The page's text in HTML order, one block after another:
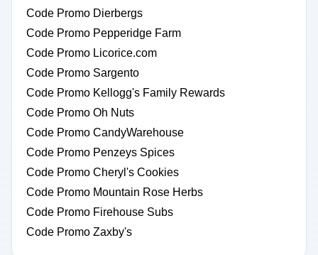
Code Promo Dierbergs
Code Promo Pepperidge Farm
Code Promo Licorice.com
Code Promo Sargento
Code Promo Kellogg's Family Rewards
Code Promo Oh Nuts
Code Promo CandyWarehouse
Code Promo Penzeys Spices
Code Promo Cheryl's Cookies
Code Promo Mountain Rose Herbs
Code Promo Firehouse Subs
Code Promo Zaxby's